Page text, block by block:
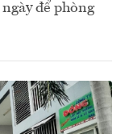
để phòng